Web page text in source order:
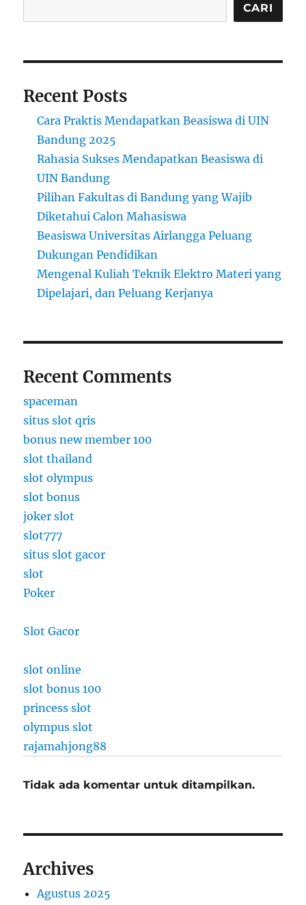
CARI
Recent Posts
Cara Praktis Mendapatkan Beasiswa di UIN
Bandung 2025
Rahasia Sukses Mendapatkan Beasiswa di
UIN Bandung
Pilihan Fakultas di Bandung yang Wajib
Diketahui Calon Mahasiswa
Beasiswa Universitas Airlangga Peluang
Dukungan Pendidikan
Mengenal Kuliah Teknik Elektro Materi yang
Dipelajari, dan Peluang Kerjanya
Recent Comments
spaceman
situs slot qris
bonus new member 100
slot thailand
slot olympus
slot bonus
joker slot
slot777
situs slot gacor
slot
Poker
Slot Gacor
slot online
slot bonus 100
princess slot
olympus slot
rajamahjong88
Tidak ada komentar untuk ditampilkan.
Archives
Agustus 2025